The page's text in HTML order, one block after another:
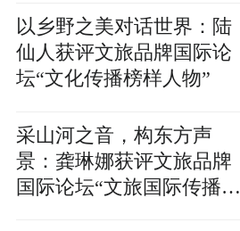
以乡野之美对话世界：陆
仙人获评文旅品牌国际论
坛“文化传播榜样人物”
采山河之音，构东方声
景：龚琳娜获评文旅品牌
国际论坛“文旅国际传播风